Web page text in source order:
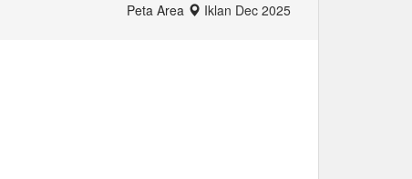
Peta Area Iklan Dec 2025